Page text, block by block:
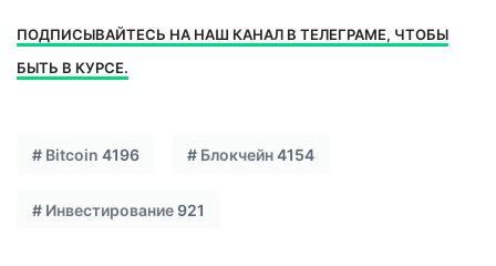
ПОДПИСЫВАЙТЕСЬ НА НАШ КАНАЛ В ТЕЛЕГРАМЕ, ЧТОБЫ
БЫТЬ В КУРСЕ.
# Bitcoin 4196 # Блокчейн4154
# Инвестирование921